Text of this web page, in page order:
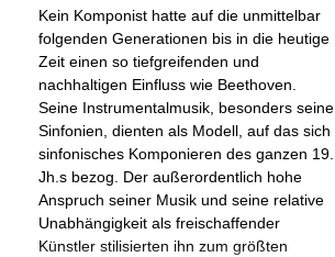
Kein Komponist hatte auf die unmittelbar
folgenden Generationen bis in die heutige
Zeit einen so tiefgreifenden und
nachhaltigen Einfluss wie Beethoven.
Seine Instrumentalmusik, besonders seine
Sinfonien, dienten als Modell, auf das sich
sinfonisches Komponieren des ganzen 19.
Jh.s bezog. Der außerordentlich hohe
Anspruch seiner Musik und seine relative
Unabhängigkeit als freischaffender
Künstler stilisierten ihn zum größten